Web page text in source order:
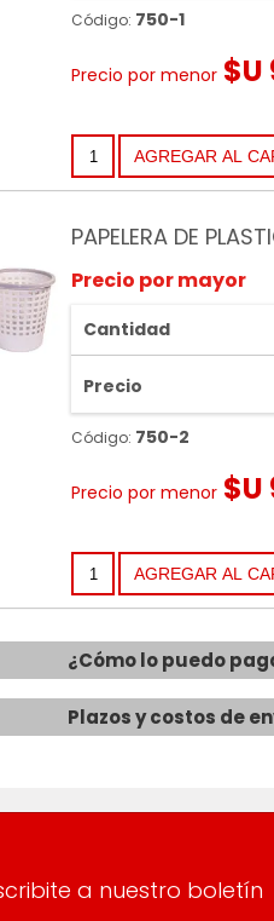
Código: 750-1
Precio por menor $U
PAPELERA DE
Precio por mayor
Cantidad
Precio
Código: 750-2
Precio por menor $U
¿Cómo lo puedo
Plazos y costos de
a nuestro boletín